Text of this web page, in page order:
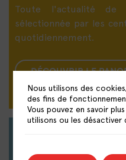
Toute l'actualité
sélectionnée par les
quotidiennement.
DÉCOUVRIR LE
Nous utilisons des
des fins de
Vous pouvez en savoir
utilisons ou les désactiver